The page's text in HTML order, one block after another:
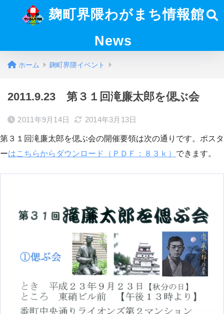
麹町界隈わがまち情報館
News
ホーム 麹町界隈イベント
2011.9.23 第３１回滝廉太郎を偲ぶ会
2011年9月14日 2014年3月13日
第３１回滝廉太郎を偲ぶ会の開催要領は次の通りです。ポスタ
ーはこちらからダウンロード（ＰＤＦ：８３ｋ） できます。